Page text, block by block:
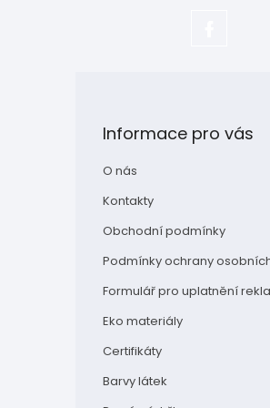
Informace pro vás
O nás
Kontakty
Obchodní podmínky
Podmínky ochrany
Formulář pro uplatnění
Eko materiály
Certifikáty
Barvy látek